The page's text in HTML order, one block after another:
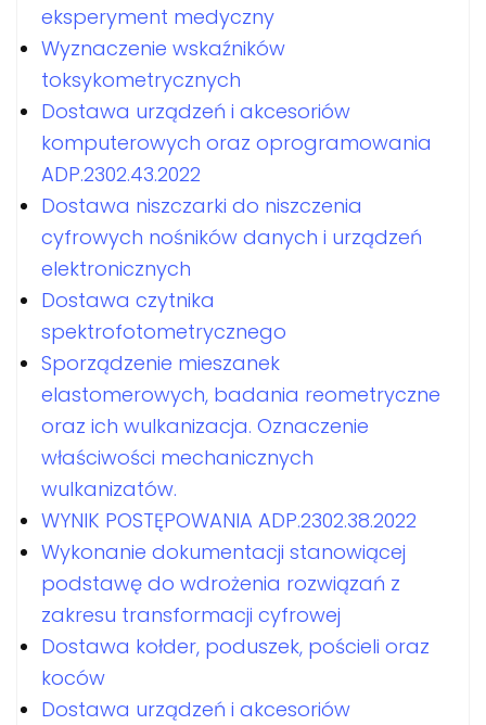
eksperyment medyczny
Wyznaczenie wskaźników
toksykometrycznych
Dostawa urządzeń i akcesoriów
komputerowych oraz oprogramowania
ADP.2302.43.2022
Dostawa niszczarki do niszczenia
cyfrowych nośników danych i urządzeń
elektronicznych
Dostawa czytnika
spektrofotometrycznego
Sporządzenie mieszanek
elastomerowych, badania reometryczne
oraz ich wulkanizacja. Oznaczenie
właściwości mechanicznych
wulkanizatów.
WYNIK POSTĘPOWANIA ADP.2302.38.2022
Wykonanie dokumentacji stanowiącej
podstawę do wdrożenia rozwiązań z
zakresu transformacji cyfrowej
Dostawa kołder, poduszek, pościeli oraz
koców
Dostawa urządzeń i akcesoriów